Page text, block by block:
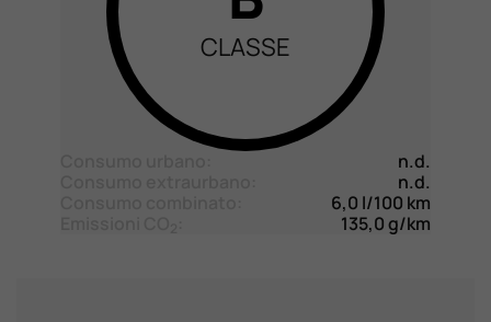
CLASSE
n.d.
n.d.
6,0 l/100 km
135,0 g/km